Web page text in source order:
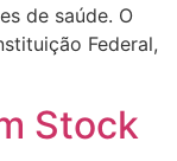
de saúde. O
Federal,
Stock